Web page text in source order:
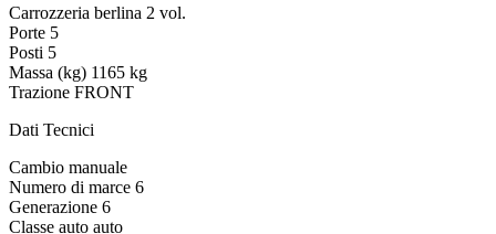
Carrozzeria berlina 2 vol.
Porte 5
Posti 5
Massa (kg) 1165 kg
Trazione FRONT
Dati Tecnici
Cambio manuale
Numero di marce 6
Generazione 6
Classe auto auto